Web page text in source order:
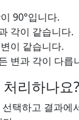
90°입니다.
각이 같습니다.
이 같습니다.
변과 각이 다릅
리하나요?
택하고 결과에